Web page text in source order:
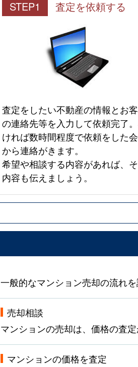
STEP1 査定を依頼する
査定をしたい不動産の情報とお
の連絡先等を入力して依頼完了
ければ数時間程度で依頼をした
から連絡がきます。
希望や相談する内容があれば、
内容も伝えましょう。
一般的なマンション売却の流れを
売却相談
マンションの売却は、価格の査
マンションの価格を査定